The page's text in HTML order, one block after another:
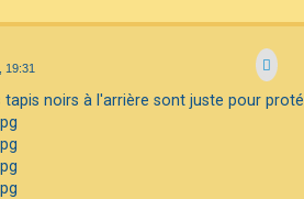
19:31
tapis noirs à l'arrière sont juste pour